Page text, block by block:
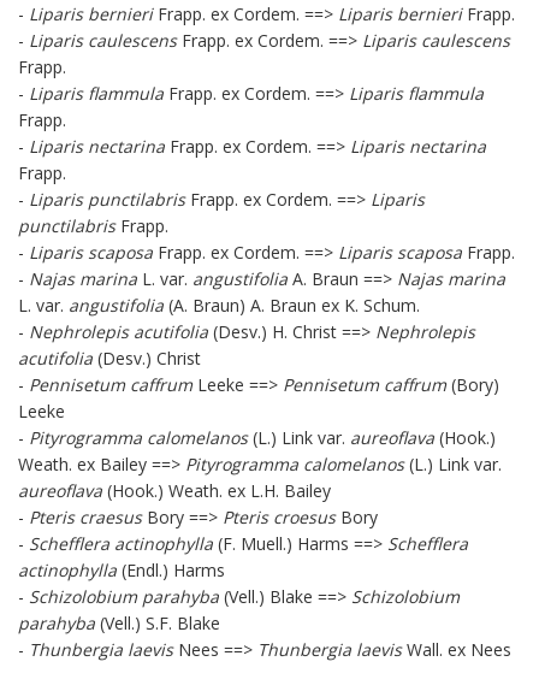
- Liparis bernieriFrapp. ex Cordem. ==> Liparis bernieriFrapp.
- Liparis caulescensFrapp. ex Cordem. ==> Liparis caulescens
Frapp.
- Liparis flammula Frapp. ex Cordem. ==> Liparis flammula
Frapp.
- Liparis nectarina Frapp. ex Cordem. ==> Liparis nectarina
Frapp.
- Liparis punctilabrisFrapp. ex Cordem. ==> Liparis
punctilabrisFrapp.
- Liparis scaposa Frapp. ex Cordem. ==> Liparis scaposa Frapp.
- Najas marina L. var. angustifolia A. Braun ==> Najas marina
L. var. angustifolia (A. Braun) A. Braun ex K. Schum.
- Nephrolepis acutifolia (Desv.) H. Christ ==> Nephrolepis
acutifolia (Desv.) Christ
- Pennisetum caffrumLeeke ==> Pennisetum caffrum(Bory)
Leeke
- Pityrogramma calomelanos(L.) Link var. aureoflava (Hook.)
Weath. ex Bailey ==> Pityrogramma calomelanos(L.) Link var.
aureoflava (Hook.) Weath. ex L.H. Bailey
- Pteris craesusBory ==> Pteris croesusBory
- Schefflera actinophylla (F. Muell.) Harms ==> Schefflera
actinophylla (Endl.) Harms
- Schizolobium parahyba (Vell.) Blake ==> Schizolobium
parahyba (Vell.) S.F. Blake
- Thunbergia laevisNees ==> Thunbergia laevisWall. ex Nees